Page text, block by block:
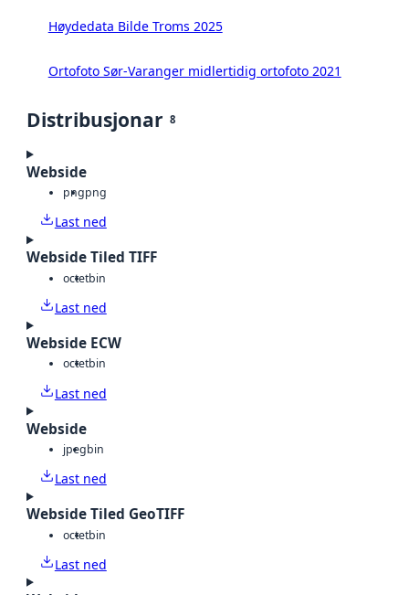
Høydedata Bilde Troms 2025
Ortofoto Sør-Varanger midlertidig ortofoto 2021
Distribusjonar 8
Webside
pngpng
Last ned
Webside Tiled TIFF
octetbin
Last ned
Webside ECW
octetbin
Last ned
Webside
jpegbin
Last ned
Webside Tiled GeoTIFF
octetbin
Last ned